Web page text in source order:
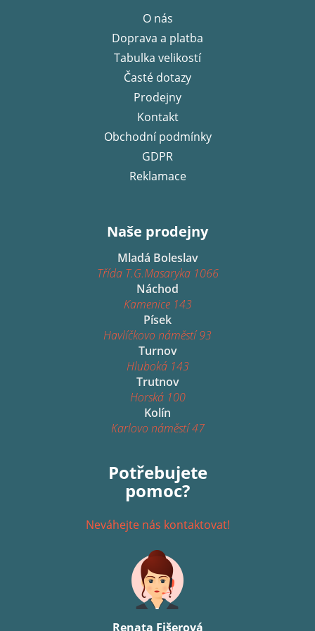
O nás
Doprava a platba
Tabulka velikostí
Časté dotazy
Prodejny
Kontakt
Obchodní podmínky
GDPR
Reklamace
Naše prodejny
Mladá Boleslav
Třída T.G.Masaryka 1066
Náchod
Kamenice 143
Písek
Havlíčkovo náměstí 93
Turnov
Hluboká 143
Trutnov
Horská 100
Kolín
Karlovo náměstí 47
Potřebujete
pomoc?
Neváhejte nás kontaktovat!
Renata Fišerová